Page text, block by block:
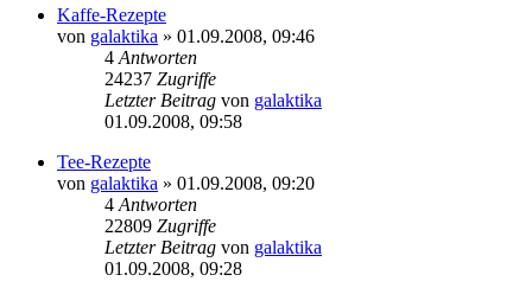
Kaffe-Rezepte
von galaktika » 01.09.2008, 09:46
4 Antworten
24237 Zugriffe
Letzter Beitrag von galaktika
01.09.2008, 09:58
Tee-Rezepte
von galaktika » 01.09.2008, 09:20
4 Antworten
22809 Zugriffe
Letzter Beitrag von galaktika
01.09.2008, 09:28